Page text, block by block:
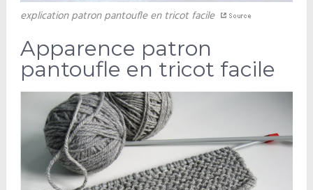
explication patron pantoufle en tricot facile
Apparence patron
pantoufle en tricot facile